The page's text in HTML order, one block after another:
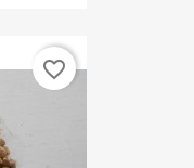
favorite_border